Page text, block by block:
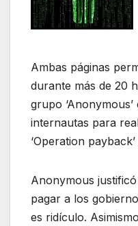
Ambas páginas
durante más de 20
grupo
internautas para
‘Operation
Anonymous
pagar a los
es ridículo.